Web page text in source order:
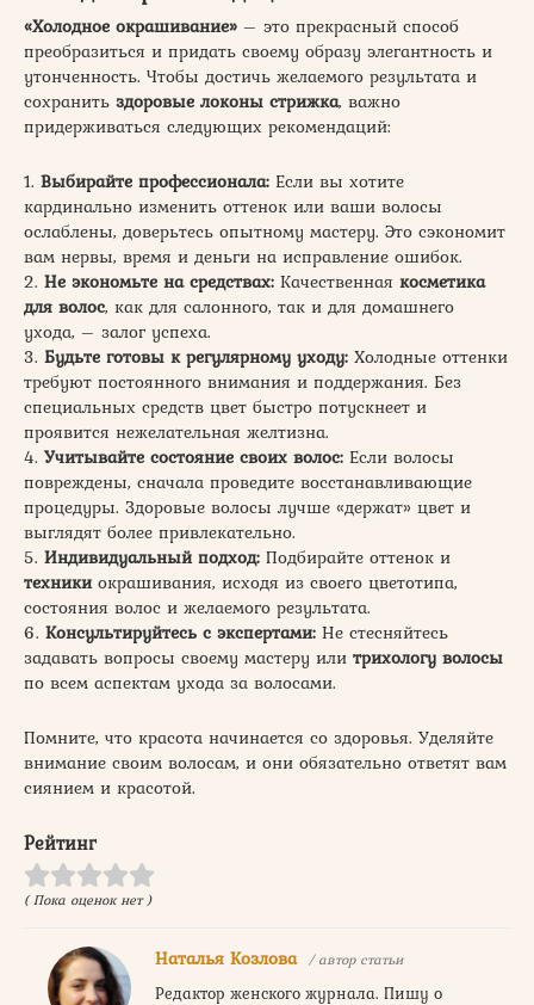
«Холодное окрашивание» – это прекрасный способ
преобразиться и придать своему образу элегантность и
утонченность. Чтобы достичь желаемого результата и
сохранить здоровые локоны стрижка, важно
придерживаться следующих рекомендаций:
1. Выбирайте профессионала: Если вы хотите
кардинально изменить оттенок или ваши волосы
ослаблены, доверьтесь опытному мастеру. Это сэкономит
вам нервы, время и деньги на исправление ошибок.
2. Не экономьте на средствах: Качественная косметика
для волос, как для салонного, так и для домашнего
ухода, – залог успеха.
3. Будьте готовы к регулярному уходу: Холодные оттенки
требуют постоянного внимания и поддержания. Без
специальных средств цвет быстро потускнеет и
проявится нежелательная желтизна.
4. Учитывайте состояние своих волос: Если волосы
повреждены, сначала проведите восстанавливающие
процедуры. Здоровые волосы лучше «держат» цвет и
выглядят более привлекательно.
5. Индивидуальный подход: Подбирайте оттенок и
техникиокрашивания, исходя из своего цветотипа,
состояния волос и желаемого результата.
6. Консультируйтесь с экспертами: Не стесняйтесь
задавать вопросы своему мастеру или трихологу волосы
по всем аспектам ухода за волосами.
Помните, что красота начинается со здоровья. Уделяйте
внимание своим волосам, и они обязательно ответят вам
сиянием и красотой.
Рейтинг
( Пока оценок нет )
Наталья Козлова / автор статьи
Редактор женского журнала. Пишу о